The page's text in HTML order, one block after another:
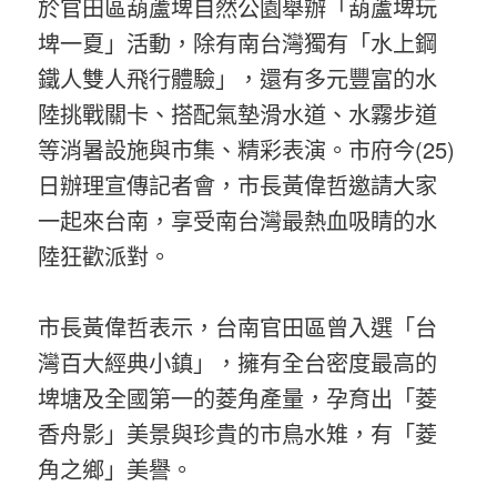
於官田區葫蘆埤自然公園舉辦「葫蘆埤玩
埤一夏」活動，除有南台灣獨有「水上鋼
鐵人雙人飛行體驗」，還有多元豐富的水
陸挑戰關卡、搭配氣墊滑水道、水霧步道
等消暑設施與市集、精彩表演。市府今(25)
日辦理宣傳記者會，市長黃偉哲邀請大家
一起來台南，享受南台灣最熱血吸睛的水
陸狂歡派對。
市長黃偉哲表示，台南官田區曾入選「台
灣百大經典小鎮」，擁有全台密度最高的
埤塘及全國第一的菱角產量，孕育出「菱
香舟影」美景與珍貴的市鳥水雉，有「菱
角之鄉」美譽。